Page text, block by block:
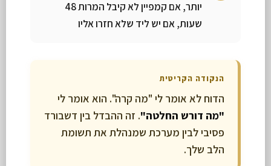
יותר, אם קמפיין לא קיבל המרות 48
שעות, אם יש ליד שלא חזרו אליו
הנקודה הקריטית
הדוח לא אומר לי "מה קרה". הוא אומר לי
"מה דורש החלטה". זה ההבדל בין דשבורד
פסיבי לבין מערכת שמנהלת את תשומת
הלב שלך.